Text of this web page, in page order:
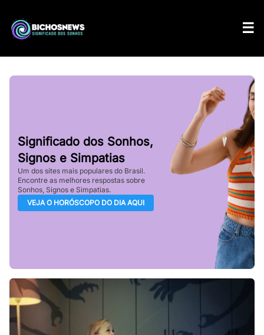
Significado dos Sonhos,
Signos e Simpatias
Um dos sites mais populares do Brasil.
Encontre as melhores respostas sobre
Sonhos, Signos e Simpatias.
VEJA O HORÓSCOPO DO DIA AQUI